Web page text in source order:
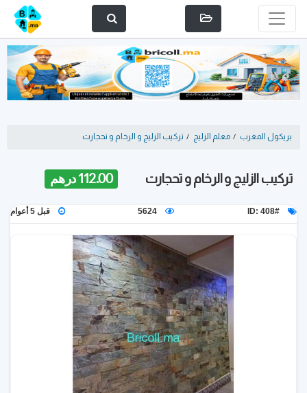
بريكول المغرب / معلم الزليج / تركيب الزليج و الرخام و تحجارت
تركيب الزليج و الرخام و تحجارت 112.00 درهم
ID: 408# قبل 5 أعوام